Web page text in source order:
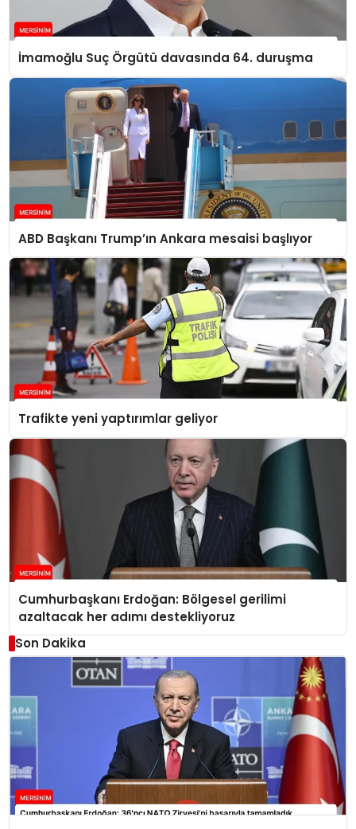
İmamoğlu Suç Örgütü davasında 64. duruşma
ABD Başkanı Trump’ın Ankara mesaisi başlıyor
Trafikte yeni yaptırımlar geliyor
Cumhurbaşkanı Erdoğan: Bölgesel gerilimi
azaltacak her adımı destekliyoruz
Son Dakika